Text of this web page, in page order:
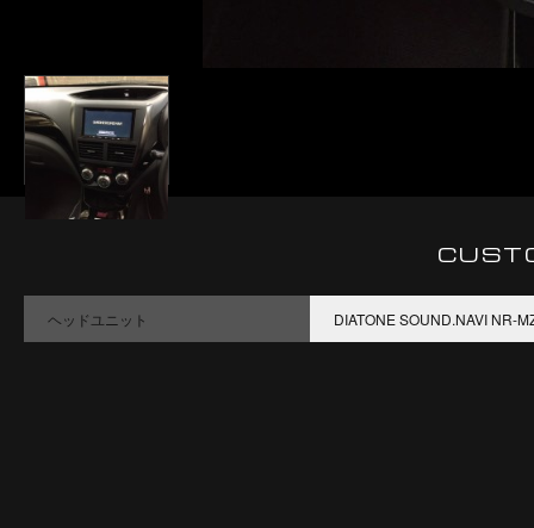
ヘッドユニット DIATONE SOUND.NAVI NR-